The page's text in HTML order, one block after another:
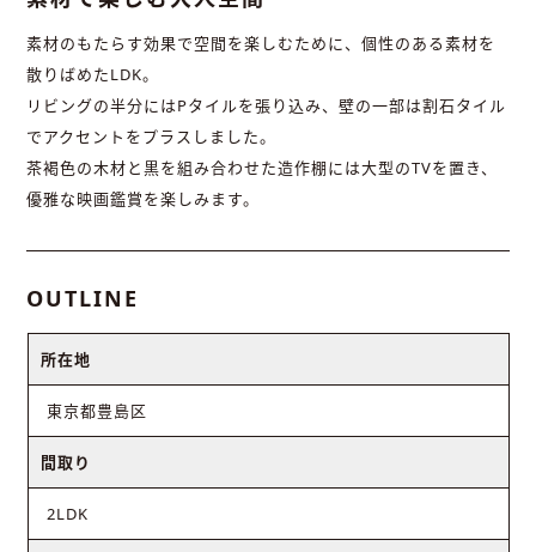
素材のもたらす効果で空間を楽しむために、個性のある素材を
散りばめたLDK。
リビングの半分にはPタイルを張り込み、壁の一部は割石タイル
でアクセントをプラスしました。
茶褐色の木材と黒を組み合わせた造作棚には大型のTVを置き、
優雅な映画鑑賞を楽しみます。
OUTLINE
所在地
東京都豊島区
間取り
2LDK